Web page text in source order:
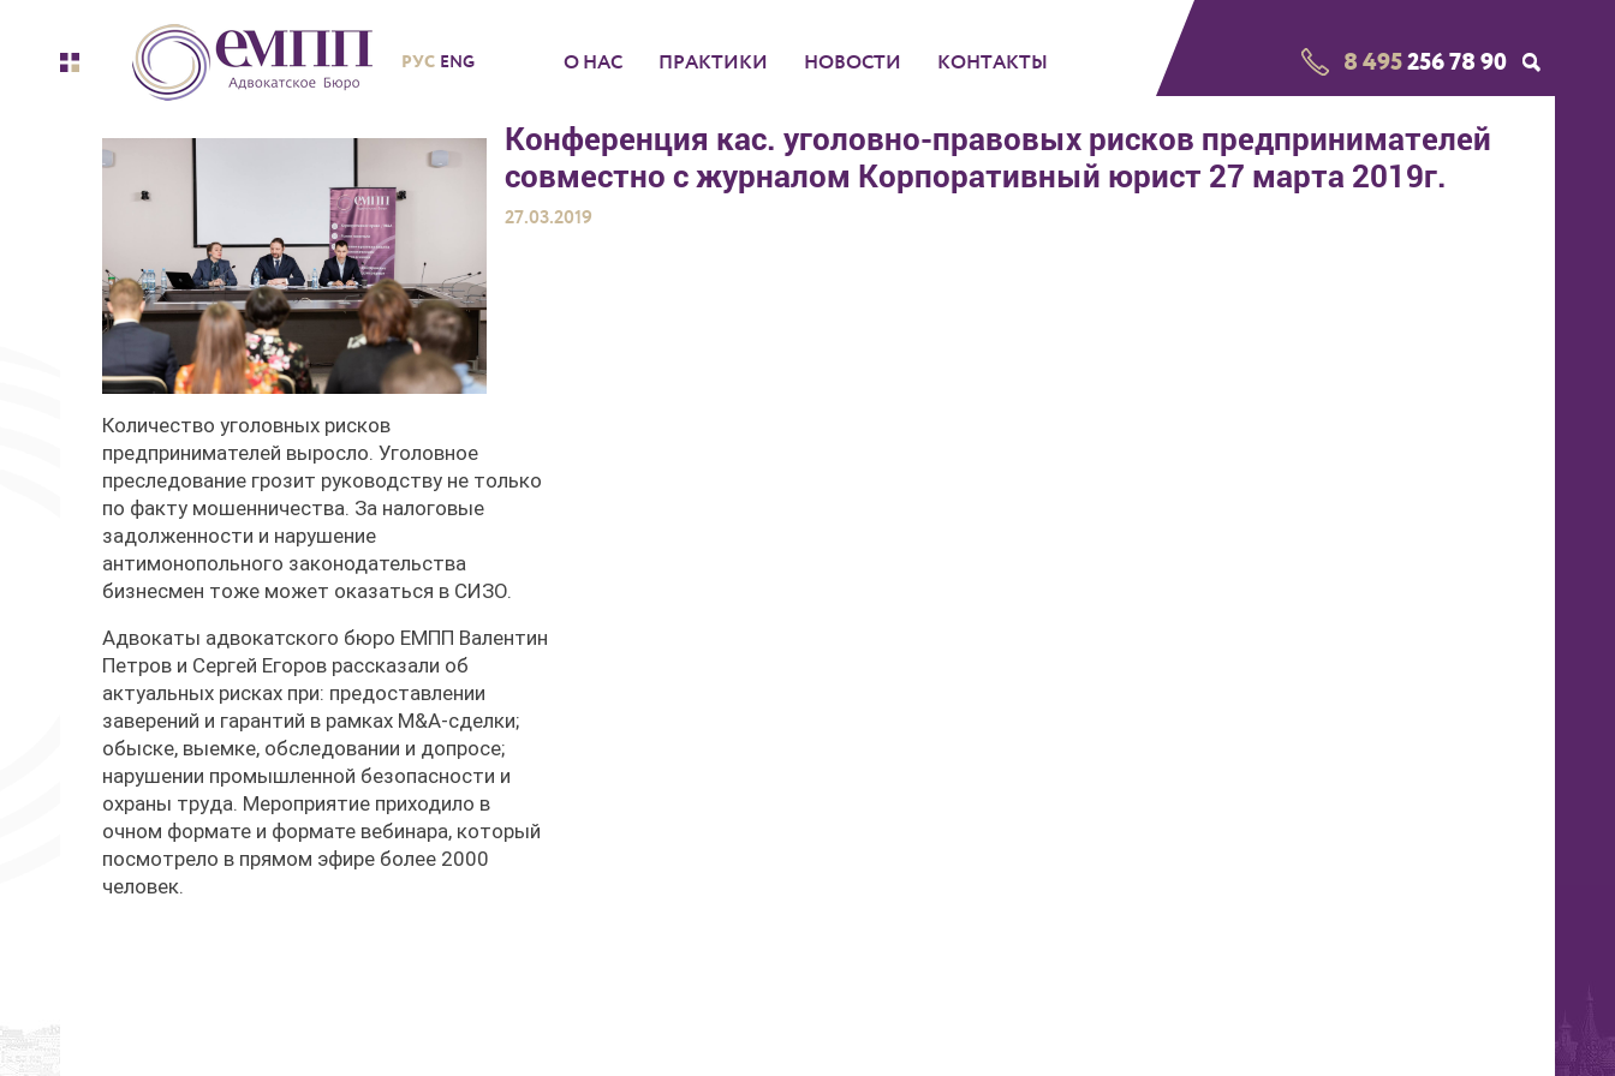
РУС ENG О НАС ПРАКТИКИ НОВОСТИ КОНТАКТЫ 8 495256 78 90
Конференция кас. уголовно-правовых рисков предпринимателей
совместно с журналом Корпоративный юрист 27 марта 2019г.
27.03.2019
Количество уголовных рисков
предпринимателей выросло. Уголовное
преследование грозит руководству не только
по факту мошенничества. За налоговые
задолженности и нарушение
антимонопольного законодательства
бизнесмен тоже может оказаться в СИЗО.
Адвокаты адвокатского бюро ЕМПП Валентин
Петров и Сергей Егоров рассказали об
актуальных рисках при: предоставлении
заверений и гарантий в рамках M&A-сделки;
обыске, выемке, обследовании и допросе;
нарушении промышленной безопасности и
охраны труда. Мероприятие приходило в
очном формате и формате вебинара, который
посмотрело в прямом эфире более 2000
человек.